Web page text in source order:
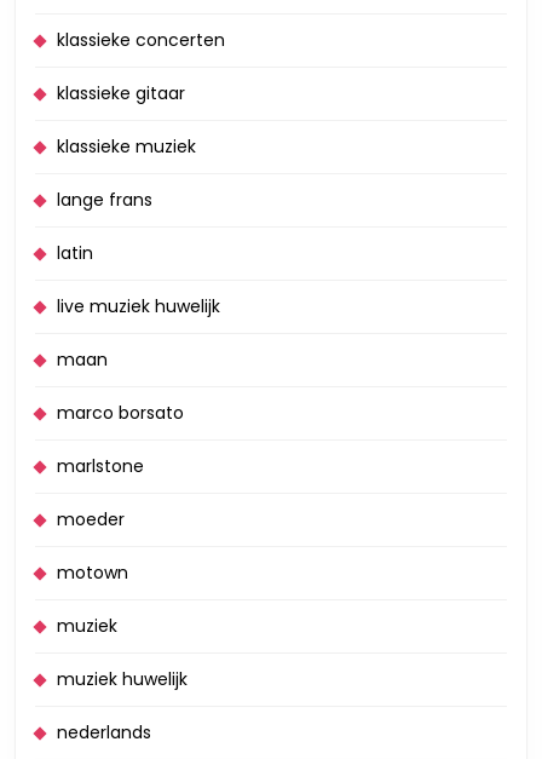
klassieke concerten
klassieke gitaar
klassieke muziek
lange frans
latin
live muziek huwelijk
maan
marco borsato
marlstone
moeder
motown
muziek
muziek huwelijk
nederlands